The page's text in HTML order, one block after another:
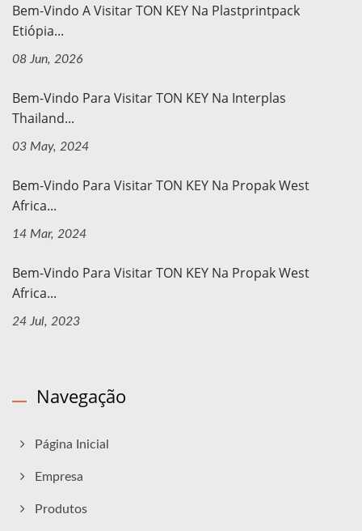
Bem-Vindo A Visitar TON KEY Na Plastprintpack
Etiópia...
08 Jun, 2026
Bem-Vindo Para Visitar TON KEY Na Interplas
Thailand...
03 May, 2024
Bem-Vindo Para Visitar TON KEY Na Propak West
Africa...
14 Mar, 2024
Bem-Vindo Para Visitar TON KEY Na Propak West
Africa...
24 Jul, 2023
Navegação
Página Inicial
Empresa
Produtos